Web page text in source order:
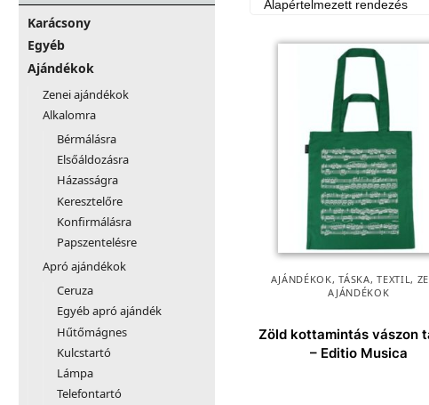
AJÁNDÉKOK,TÁSKA,TEXTIL ,
AJÁNDÉKOK
Zöld kottamintás vászon
– Editio Musica
Karácsony
Egyéb
Ajándékok
Zenei ajándékok
Alkalomra
Bérmálásra
Elsőáldozásra
Házasságra
Keresztelőre
Konfirmálásra
Papszentelésre
Apró ajándékok
Ceruza
Egyéb apró ajándék
Hűtőmágnes
Kulcstartó
Lámpa
Telefontartó